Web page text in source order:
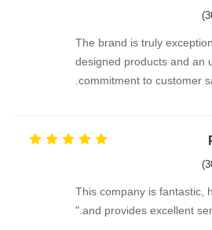
The brand is truly
designed products and an
commitment to customer
This company is fantastic,
and provides excellent